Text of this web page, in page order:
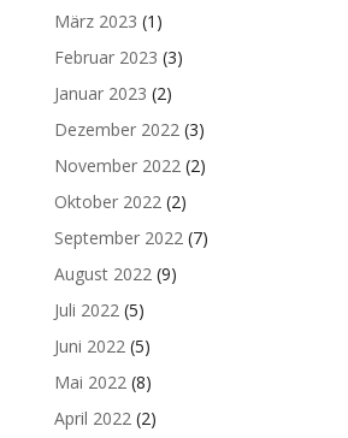
März 2023 (1)
Februar 2023 (3)
Januar 2023 (2)
Dezember 2022(3)
November 2022(2)
Oktober 2022(2)
September 2022(7)
August 2022(9)
Juli 2022(5)
Juni 2022(5)
Mai 2022(8)
April 2022(2)